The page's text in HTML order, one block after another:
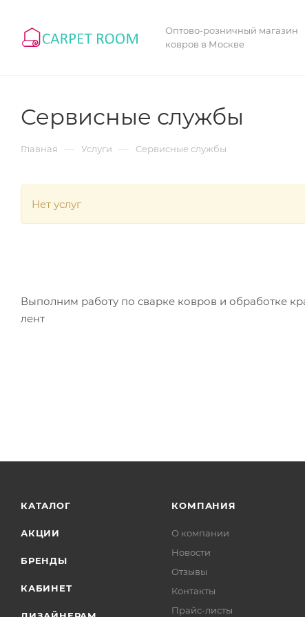
Оптово-розничный магазин
ковров в Москве
Сервисные службы
Главная — Услуги — Сервисные службы
Нет услуг
Выполним работу по сварке ковров и обработке
лент
КАТАЛОГ
АКЦИИ
БРЕНДЫ
КАБИНЕТ
КОМПАНИЯ
О компании
Новости
Отзывы
Контакты
Прайс-листы